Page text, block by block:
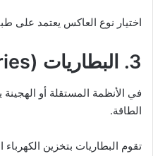
اختيار نوع العاكس يعتمد على
3. البطاريات (Batteries)
في الأنظمة المستقلة أو
الطاقة.
تقوم البطاريات بتخزين